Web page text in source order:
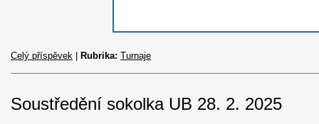
Celý příspěvek Rubrika: Turnaje
Soustředění sokolka UB 28. 2. 2025